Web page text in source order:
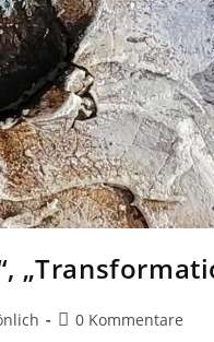
Beitrags-
0 Kommentare